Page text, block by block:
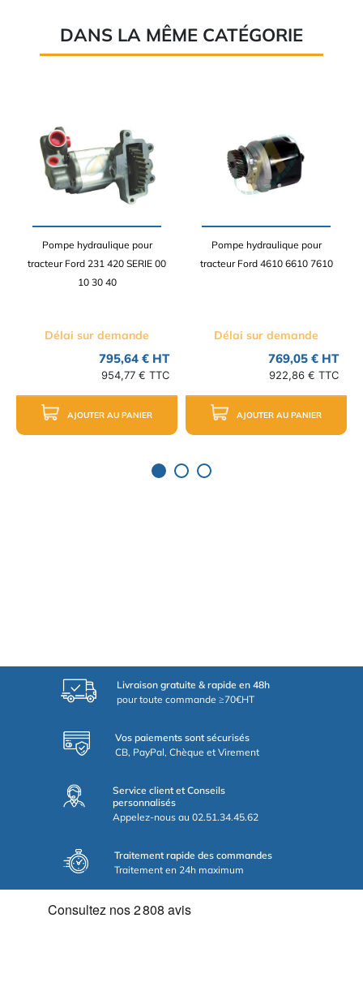
DANS LA MÊME CATÉGORIE
Pompe hydraulique pour
tracteur Ford 231 420 SERIE 00
10 30 40
Délai sur demande
795,64 € HT
954,77 € TTC
AJOUTER AU PANIER
Pompe hydraulique pour
tracteur Ford 4610 6610 7610
Délai sur demande
769,05 € HT
922,86 € TTC
AJOUTER AU PANIER
Livraison gratuite & rapide en 48h
pour toute commande ≥70€HT
Vos paiements sont sécurisés
CB, PayPal, Chèque et Virement
Service client et Conseils
personnalisés
Appelez-nous au 02.51.34.45.62
Traitement rapide des commandes
Traitement en 24h maximum